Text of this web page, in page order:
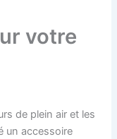
votre
de plein air et les
un accessoire